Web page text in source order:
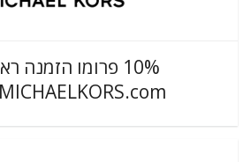
10% פרומו הזמנה
MICHAELKORS.com ניוזלטר